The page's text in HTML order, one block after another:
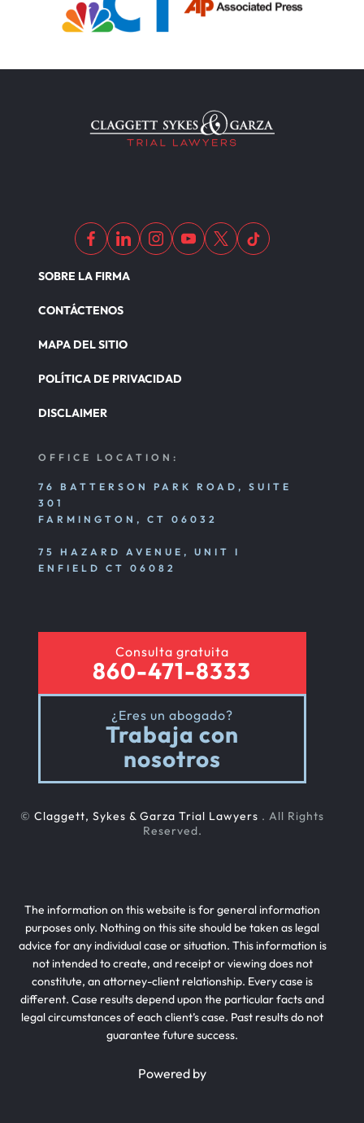
SOBRE LA FIRMA
CONTÁCTENOS
MAPA DEL SITIO
POLÍTICA DE PRIVACIDAD
DISCLAIMER
OFFICE LOCATION:
76 BATTERSON PARK ROAD, SUITE
301
FARMINGTON, CT 06032
75 HAZARD AVENUE, UNIT I
ENFIELD CT 06082
Consulta gratuita
860-471-8333
¿Eres un abogado?
Trabaja con
nosotros
© Claggett, Sykes & Garza Trial Lawyers . All Rights
Reserved.
The information on this website is for general information
purposes only. Nothing on this site should be taken as legal
advice for any individual case or situation. This information is
not intended to create, and receipt or viewing does not
constitute, an attorney-client relationship. Every case is
different. Case results depend upon the particular facts and
legal circumstances of each client’s case. Past results do not
guarantee future success.
Powered by